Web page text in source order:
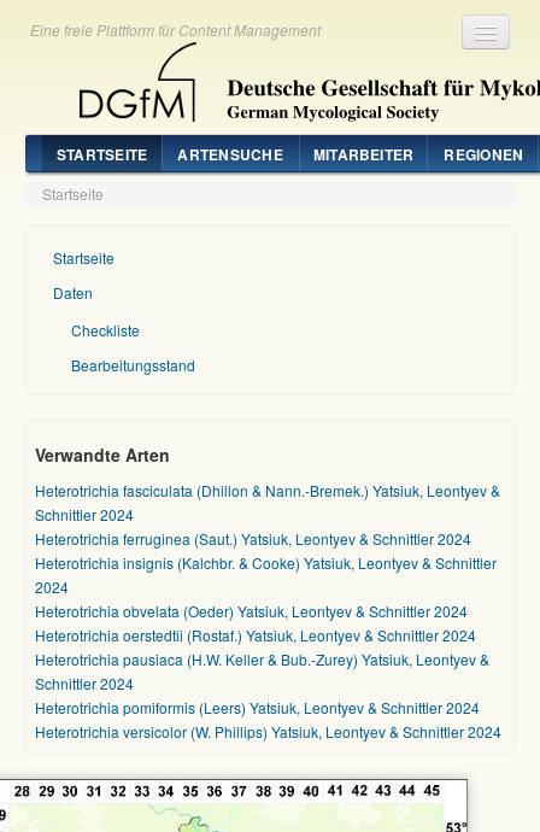
Eine freie Plattform für Content Management
STARTSEITE ARTENSUCHE MITARBEITER REGIONEN
Startseite
Startseite
Daten
Checkliste
Bearbeitungsstand
Verwandte Arten
Heterotrichia fasciculata (Dhillon & Nann.-Bremek.) Yatsiuk, Leontyev &
Schnittler 2024
Heterotrichia ferruginea (Saut.) Yatsiuk, Leontyev & Schnittler 2024
Heterotrichia insignis (Kalchbr. & Cooke) Yatsiuk, Leontyev & Schnittler
2024
Heterotrichia obvelata (Oeder) Yatsiuk, Leontyev & Schnittler 2024
Heterotrichia oerstedtii (Rostaf.) Yatsiuk, Leontyev & Schnittler 2024
Heterotrichia pausiaca (H.W. Keller & Bub.-Zurey) Yatsiuk, Leontyev &
Schnittler 2024
Heterotrichia pomiformis (Leers) Yatsiuk, Leontyev & Schnittler 2024
Heterotrichia versicolor (W. Phillips) Yatsiuk, Leontyev & Schnittler 2024